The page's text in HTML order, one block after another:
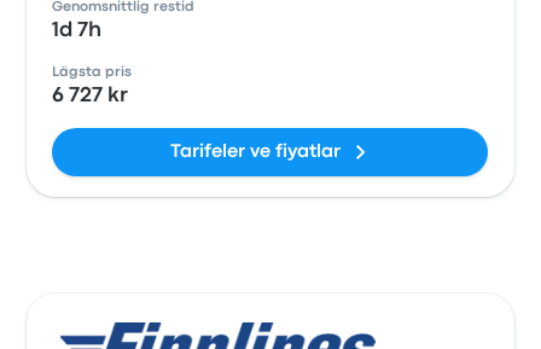
Genomsnittlig restid
1d 7h
Lägsta pris
6 727 kr
Tarifeler ve fiyatlar